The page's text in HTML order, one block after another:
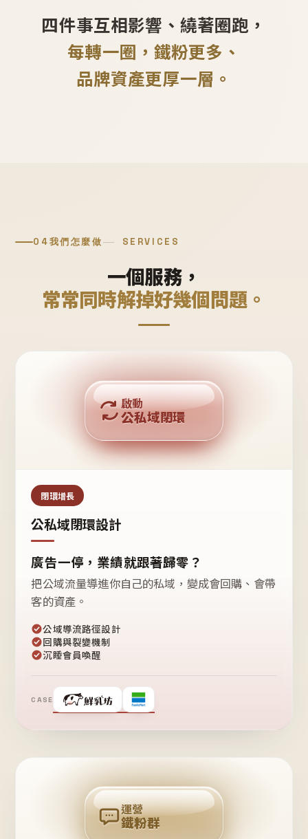
四件事互相影響、繞著圈跑，
每轉一圈，鐵粉更多、
品牌資產更厚一層。
04我們怎麼做 SERVICES
一個服務，
常常同時解掉好幾個問題。
公域流量
私域鐵粉
回購複利
啟動
公私域閉環
閉環增長
公私域閉環設計
廣告一停，業績就跟著歸零？
把公域流量導進你自己的私域，變成會回購、會帶
客的資產。
公域導流路徑設計
回購與裂變機制
沉睡會員喚醒
CASE
❤
粉
回
購
運營
鐵粉群